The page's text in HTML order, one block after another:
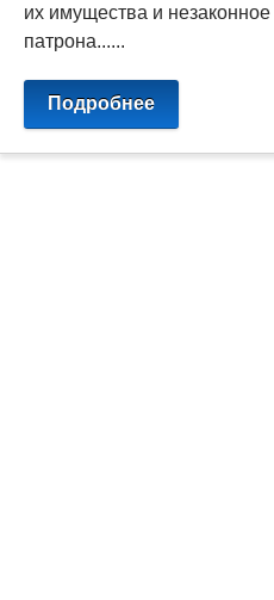
их имущества и
патрона......
Подробнее